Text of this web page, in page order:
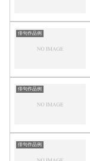
俳句作品例
俳句作品例
俳句作品例